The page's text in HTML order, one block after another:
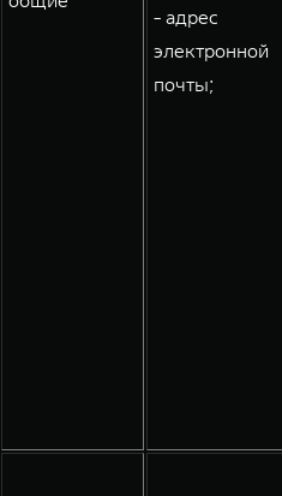
- адрес
электронной
почты;